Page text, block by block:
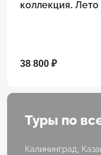
коллекция. Лето
38 800 ₽
Туры по
Калининград,